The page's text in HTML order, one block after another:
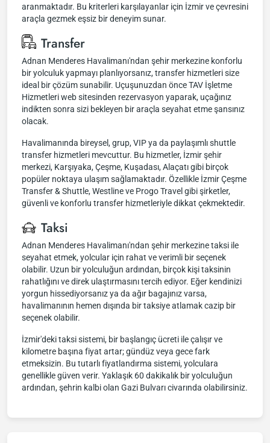
aranmaktadır. Bu kriterleri karşılayanlar için İzmir ve çevresini
araçla gezmek eşsiz bir deneyim sunar.
Transfer
Adnan Menderes Havalimanı'ndan şehir merkezine konforlu
bir yolculuk yapmayı planlıyorsanız, transfer hizmetleri size
ideal bir çözüm sunabilir. Uçuşunuzdan önce TAV İşletme
Hizmetleri web sitesinden rezervasyon yaparak, uçağınız
indikten sonra sizi bekleyen bir araçla seyahat etme şansınız
olacak.
Havalimanında bireysel, grup, VIP ya da paylaşımlı shuttle
transfer hizmetleri mevcuttur. Bu hizmetler, İzmir şehir
merkezi, Karşıyaka, Çeşme, Kuşadası, Alaçatı gibi birçok
popüler noktaya ulaşım sağlamaktadır. Özellikle İzmir Çeşme
Transfer & Shuttle, Westline ve Progo Travel gibi şirketler,
güvenli ve konforlu transfer hizmetleriyle dikkat çekmektedir.
Taksi
Adnan Menderes Havalimanı'ndan şehir merkezine taksi ile
seyahat etmek, yolcular için rahat ve verimli bir seçenek
olabilir. Uzun bir yolculuğun ardından, birçok kişi taksinin
rahatlığını ve direk ulaştırmasını tercih ediyor. Eğer kendinizi
yorgun hissediyorsanız ya da ağır bagajınız varsa,
havalimanının hemen dışında bir taksiye atlamak cazip bir
seçenek olabilir.
İzmir'deki taksi sistemi, bir başlangıç ücreti ile çalışır ve
kilometre başına fiyat artar; gündüz veya gece fark
etmeksizin. Bu tutarlı fiyatlandırma sistemi, yolculara
genellikle güven verir. Yaklaşık 60 dakikalık bir yolculuğun
ardından, şehrin kalbi olan Gazi Bulvarı civarında olabilirsiniz.